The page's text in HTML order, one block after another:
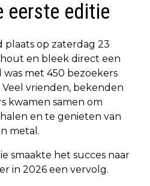
eerste editie
plaats op zaterdag 23
en bleek direct een
was met 450 bezoekers
vrienden, bekenden
kwamen samen om
en te genieten van
metal.
smaakte het succes naar
in 2026 een vervolg.